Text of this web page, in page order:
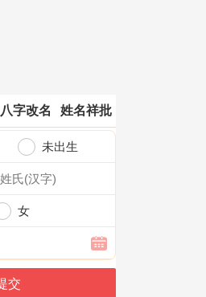
八字改名 姓名祥批
未出生
女